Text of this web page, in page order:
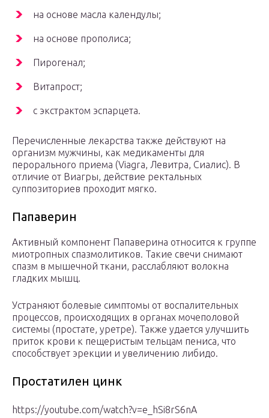
на основе масла календулы;
на основе прополиса;
Пирогенал;
Витапрост;
с экстрактом эспарцета.
Перечисленные лекарства также действуют на
организм мужчины, как медикаменты для
перорального приема (Viagra, Левитра, Сиалис). В
отличие от Виагры, действие ректальных
суппозиториев проходит мягко.
Папаверин
Активный компонент Папаверина относится к группе
миотропных спазмолитиков. Такие свечи снимают
спазм в мышечной ткани, расслабляют волокна
гладких мышц.
Устраняют болевые симптомы от воспалительных
процессов, происходящих в органах мочеполовой
системы (простате, уретре). Также удается улучшить
приток крови к пещеристым тельцам пениса, что
способствует эрекции и увеличению либидо.
Простатилен цинк
https://youtube.com/watch?v=e_hSi8rS6nA